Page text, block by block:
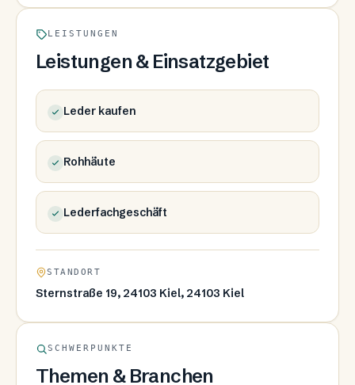
LEISTUNGEN
Leistungen & Einsatzgebiet
Leder kaufen
Rohhäute
Lederfachgeschäft
STANDORT
Sternstraße 19, 24103 Kiel, 24103 Kiel
SCHWERPUNKTE
Themen & Branchen